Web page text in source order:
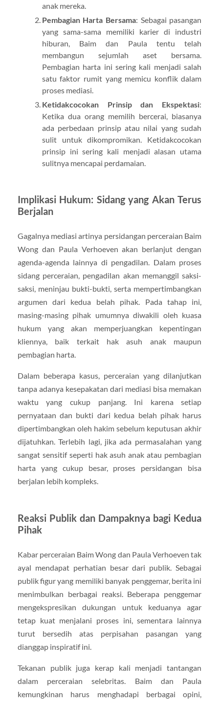
anak mereka.
Pembagian Harta Bersama: Sebagai pasangan
yang sama-sama memiliki karier di industri
hiburan, Baim dan Paula tentu telah
membangun sejumlah aset bersama.
Pembagian harta ini sering kali menjadi salah
satu faktor rumit yang memicu konflik dalam
proses mediasi.
Ketidakcocokan Prinsip dan Ekspektasi:
Ketika dua orang memilih bercerai, biasanya
ada perbedaan prinsip atau nilai yang sudah
sulit untuk dikompromikan. Ketidakcocokan
prinsip ini sering kali menjadi alasan utama
sulitnya mencapai perdamaian.
Implikasi Hukum: Sidang yang Akan Terus
Berjalan
Gagalnya mediasi artinya persidangan perceraian Baim
Wong dan Paula Verhoeven akan berlanjut dengan
agenda-agenda lainnya di pengadilan. Dalam proses
sidang perceraian, pengadilan akan memanggil saksi-
saksi, meninjau bukti-bukti, serta mempertimbangkan
argumen dari kedua belah pihak. Pada tahap ini,
masing-masing pihak umumnya diwakili oleh kuasa
hukum yang akan memperjuangkan kepentingan
kliennya, baik terkait hak asuh anak maupun
pembagian harta.
Dalam beberapa kasus, perceraian yang dilanjutkan
tanpa adanya kesepakatan dari mediasi bisa memakan
waktu yang cukup panjang. Ini karena setiap
pernyataan dan bukti dari kedua belah pihak harus
dipertimbangkan oleh hakim sebelum keputusan akhir
dijatuhkan. Terlebih lagi, jika ada permasalahan yang
sangat sensitif seperti hak asuh anak atau pembagian
harta yang cukup besar, proses persidangan bisa
berjalan lebih kompleks.
Reaksi Publik dan Dampaknya bagi Kedua
Pihak
Kabar perceraian Baim Wong dan Paula Verhoeven tak
ayal mendapat perhatian besar dari publik. Sebagai
publik figur yang memiliki banyak penggemar, berita ini
menimbulkan berbagai reaksi. Beberapa penggemar
mengekspresikan dukungan untuk keduanya agar
tetap kuat menjalani proses ini, sementara lainnya
turut bersedih atas perpisahan pasangan yang
dianggap inspiratif ini.
Tekanan publik juga kerap kali menjadi tantangan
dalam perceraian selebritas. Baim dan Paula
kemungkinan harus menghadapi berbagai opini,